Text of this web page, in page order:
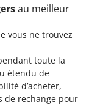
au meilleur
vous ne trouvez
toute la
étendu de
d’acheter,
de rechange pour